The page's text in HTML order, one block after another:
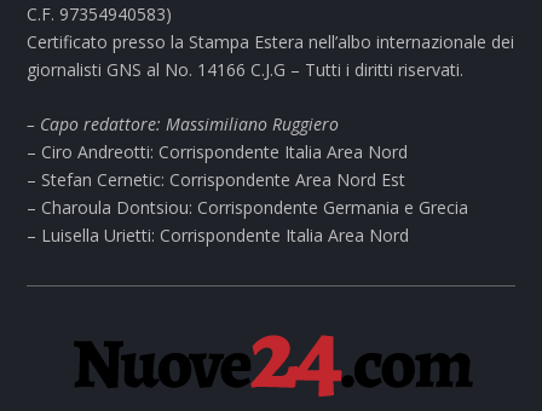
C.F. 97354940583)
Certificato presso la Stampa Estera nell’albo internazionale dei
giornalisti GNS al No. 14166 C.J.G – Tutti i diritti riservati.
– Capo redattore: Massimiliano Ruggiero
– Ciro Andreotti: Corrispondente Italia Area Nord
– Stefan Cernetic: Corrispondente Area Nord Est
– Charoula Dontsiou: Corrispondente Germania e Grecia
– Luisella Urietti: Corrispondente Italia Area Nord